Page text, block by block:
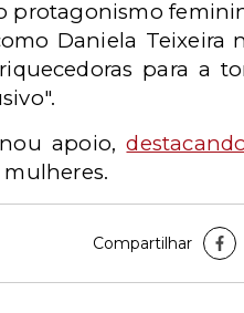
protagonismo
Daniela Teixeira
para a
apoio,
Compartilhar